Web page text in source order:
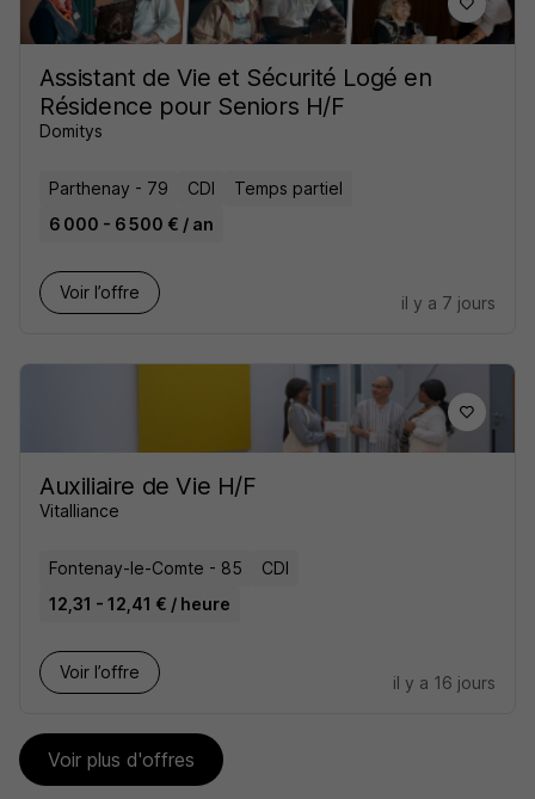
Assistant de Vie et Sécurité Logé en
Résidence pour Seniors H/F
Domitys
Parthenay - 79 CDI
Temps partiel
6 000 - 6 500 € / an
Voir l’offre
il y a 7 jours
Auxiliaire de Vie H/F
Vitalliance
Fontenay-le-Comte - 85
CDI
12,31 - 12,41 € / heure
Voir l’offre
il y a 16 jours
Voir plus d'offres